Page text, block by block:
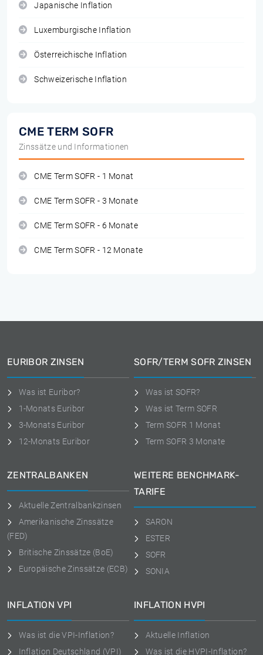
Japanische Inflation
Luxemburgische Inflation
Österreichische Inflation
Schweizerische Inflation
CME TERM SOFR
Zinssätze und Informationen
CME Term SOFR - 1 Monat
CME Term SOFR - 3 Monate
CME Term SOFR - 6 Monate
CME Term SOFR - 12 Monate
EURIBOR ZINSEN
Was ist Euribor?
1-Monats Euribor
3-Monats Euribor
12-Monats Euribor
SOFR/TERM SOFR ZINSEN
Was ist SOFR?
Was ist Term SOFR
Term SOFR 1 Monat
Term SOFR 3 Monate
ZENTRALBANKEN
Aktuelle Zentralbankzinsen
Amerikanische Zinssätze
(FED)
Britische Zinssätze (BoE)
Europäische Zinssätze (ECB)
WEITERE BENCHMARK-
TARIFE
SARON
ESTER
SOFR
SONIA
INFLATION VPI
Was ist die VPI-Inflation?
Inflation Deutschland (VPI)
INFLATION HVPI
Aktuelle Inflation
Was ist die HVPI-Inflation?